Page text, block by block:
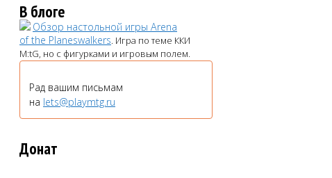
В блоге
Обзор настольной игры Arena
of the Planeswalkers. Игра по теме ККИ
M:tG, но с фигурками и игровым полем.
Рад вашим письмам
на lets@playmtg.ru
Донат